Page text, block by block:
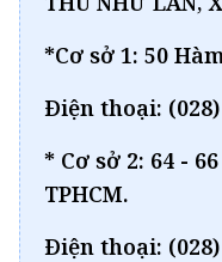
*Cơ sở 1: 50
Điện thoại: (028)
* Cơ sở 2: 64 -
TPHCM.
Điện thoại: (028)